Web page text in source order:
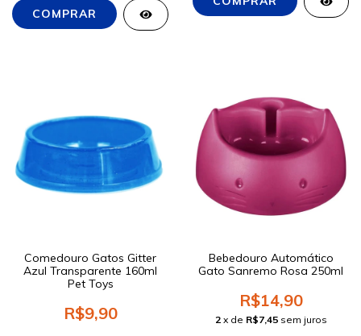
Comedouro Gatos Gitter
Azul Transparente 160ml
Pet Toys
R$9,90
Bebedouro Automático
Gato Sanremo Rosa 250ml
R$14,90
2 x de R$7,45 sem juros